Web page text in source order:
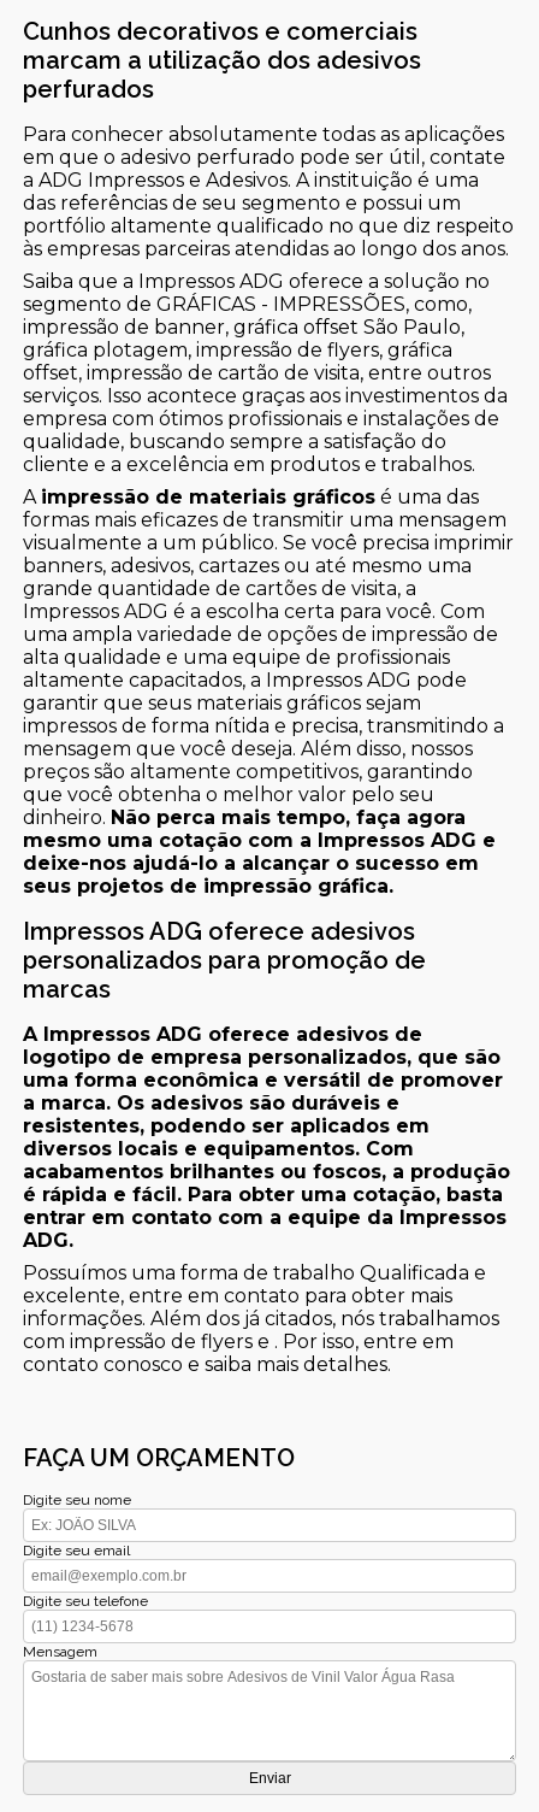
Cunhos decorativos e comerciais
marcam a utilização dos adesivos
perfurados
Para conhecer absolutamente todas as aplicações
em que o adesivo perfurado pode ser útil, contate
a ADG Impressos e Adesivos. A instituição é uma
das referências de seu segmento e possui um
portfólio altamente qualificado no que diz respeito
às empresas parceiras atendidas ao longo dos anos.
Saiba que a Impressos ADG oferece a solução no
segmento de GRÁFICAS - IMPRESSÕES, como,
impressão de banner, gráfica offset São Paulo,
gráfica plotagem, impressão de flyers, gráfica
offset, impressão de cartão de visita, entre outros
serviços. Isso acontece graças aos investimentos da
empresa com ótimos profissionais e instalações de
qualidade, buscando sempre a satisfação do
cliente e a excelência em produtos e trabalhos.
A impressão de materiais gráficos é uma das
formas mais eficazes de transmitir uma mensagem
visualmente a um público. Se você precisa imprimir
banners, adesivos, cartazes ou até mesmo uma
grande quantidade de cartões de visita, a
Impressos ADG é a escolha certa para você. Com
uma ampla variedade de opções de impressão de
alta qualidade e uma equipe de profissionais
altamente capacitados, a Impressos ADG pode
garantir que seus materiais gráficos sejam
impressos de forma nítida e precisa, transmitindo a
mensagem que você deseja. Além disso, nossos
preços são altamente competitivos, garantindo
que você obtenha o melhor valor pelo seu
dinheiro. Não perca mais tempo, faça agora
mesmo uma cotação com a Impressos ADG e
deixe-nos ajudá-lo a alcançar o sucesso em
seus projetos de impressão gráfica.
Impressos ADG oferece adesivos
personalizados para promoção de
marcas
A Impressos ADG oferece adesivos de
logotipo de empresa personalizados, que são
uma forma econômica e versátil de promover
a marca. Os adesivos são duráveis e
resistentes, podendo ser aplicados em
diversos locais e equipamentos. Com
acabamentos brilhantes ou foscos, a produção
é rápida e fácil. Para obter uma cotação, basta
entrar em contato com a equipe da Impressos
ADG.
Possuímos uma forma de trabalho Qualificada e
excelente, entre em contato para obter mais
informações. Além dos já citados, nós trabalhamos
com impressão de flyers e . Por isso, entre em
contato conosco e saiba mais detalhes.
FAÇA UM ORÇAMENTO
Digite seu nome
Digite seu email
Digite seu telefone
Mensagem